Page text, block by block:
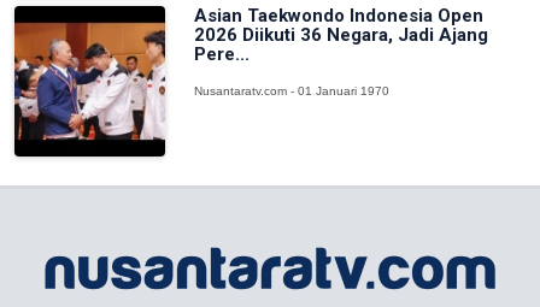
Asian Taekwondo Indonesia Open
2026 Diikuti 36 Negara, Jadi Ajang
Pere...
Nusantaratv.com - 01 Januari 1970